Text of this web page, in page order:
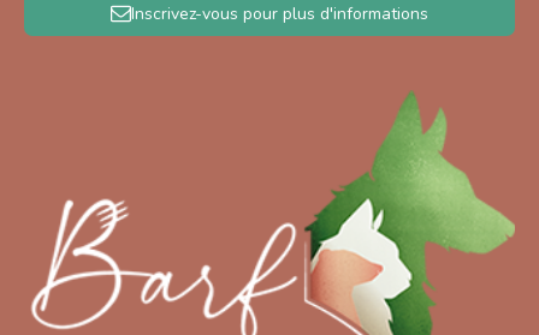
Inscrivez-vous pour plus d'informations